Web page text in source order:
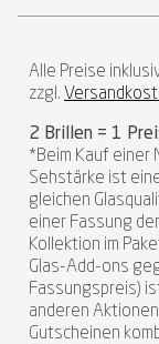
Alle Preise
zzgl.
2 Brillen = 1
*Beim Kauf einer
Sehstärke ist
gleichen
einer Fassung
Kollektion im
Glas-Add-ons
Fassungspreis)
anderen
Gutscheinen